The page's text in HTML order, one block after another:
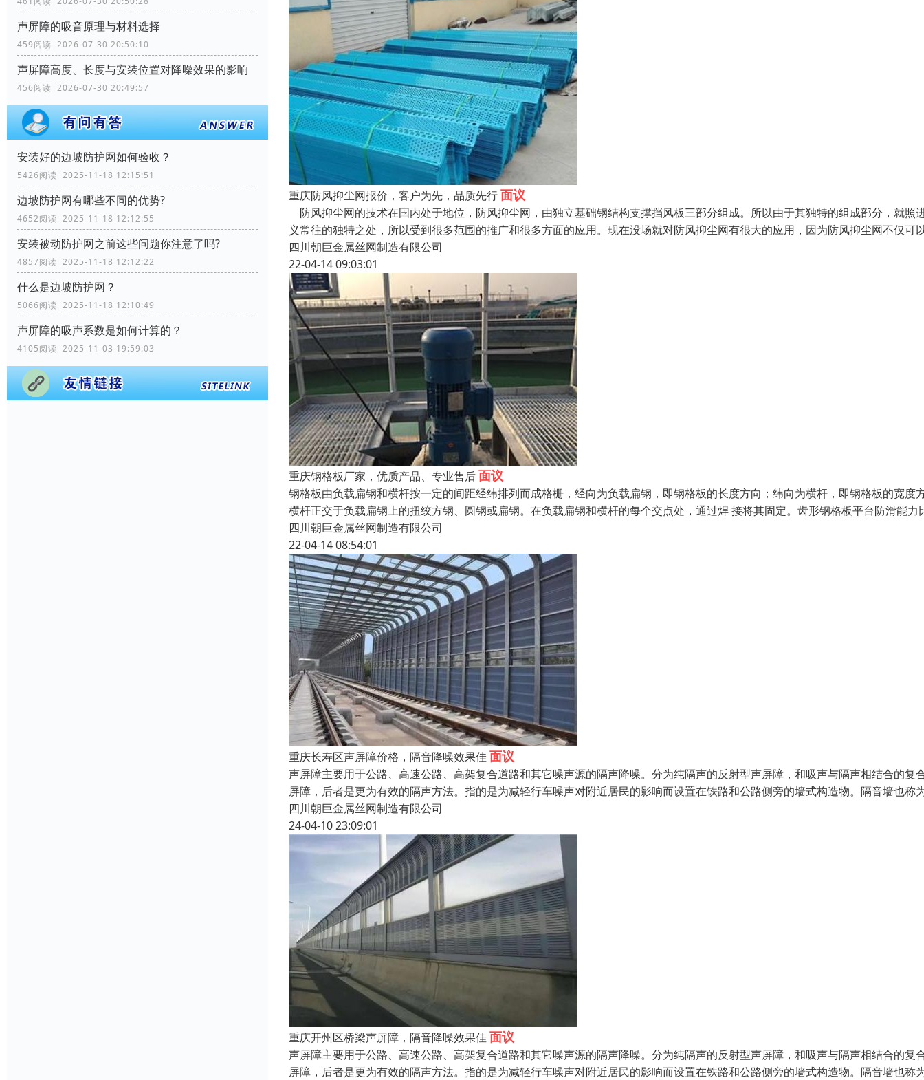
声屏障的吸音原理与材料选择
459阅读 2026-07-30 20:50:10
声屏障高度、长度与安装位置对降噪效果的影响
456阅读 2026-07-30 20:49:57
安装好的边坡防护网如何验收？
5426阅读 2025-11-18 12:15:51
边坡防护网有哪些不同的优势?
4652阅读 2025-11-18 12:12:55
安装被动防护网之前这些问题你注意了吗?
4857阅读 2025-11-18 12:12:22
什么是边坡防护网？
5066阅读 2025-11-18 12:10:49
声屏障的吸声系数是如何计算的？
4105阅读 2025-11-03 19:59:03
重庆防风抑尘网报价，客户为先，品质先行面议
防风抑尘网的技术在国内处于地位，防风抑尘网，由独立基础钢结构支撑挡风板三部分组成。所以由于其独特的组成部分，就照
义常往的独特之处，所以受到很多范围的推广和很多方面的应用。现在没场就对防风抑尘网有很大的应用，因为防风抑尘网不仅可
四川朝巨金属丝网制造有限公司
22-04-14 09:03:01
重庆钢格板厂家，优质产品、专业售后面议
钢格板由负载扁钢和横杆按一定的间距经纬排列而成格栅，经向为负载扁钢，即钢格板的长度方向；纬向为横杆，即钢格板的宽度
横杆正交于负载扁钢上的扭绞方钢、圆钢或扁钢。在负载扁钢和横杆的每个交点处，通过焊 接将其固定。齿形钢格板平台防滑能力
四川朝巨金属丝网制造有限公司
22-04-14 08:54:01
重庆长寿区声屏障价格，隔音降噪效果佳 面议
声屏障主要用于公路、高速公路、高架复合道路和其它噪声源的隔声降噪。分为纯隔声的反射型声屏障，和吸声与隔声相结合的复
屏障，后者是更为有效的隔声方法。指的是为减轻行车噪声对附近居民的影响而设置在铁路和公路侧旁的墙式构造物。隔音墙也称
四川朝巨金属丝网制造有限公司
24-04-10 23:09:01
重庆开州区桥梁声屏障，隔音降噪效果佳 面议
声屏障主要用于公路、高速公路、高架复合道路和其它噪声源的隔声降噪。分为纯隔声的反射型声屏障，和吸声与隔声相结合的复
屏障，后者是更为有效的隔声方法。指的是为减轻行车噪声对附近居民的影响而设置在铁路和公路侧旁的墙式构造物。隔音墙也称